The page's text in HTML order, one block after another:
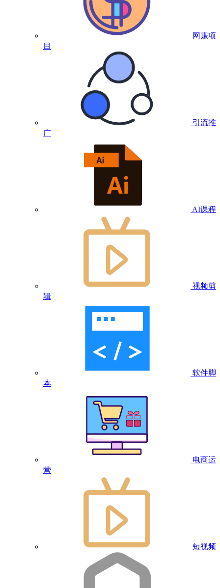
网赚项
目
引流推
广
AI课程
视频剪
辑
软件脚
本
电商运
营
短视频